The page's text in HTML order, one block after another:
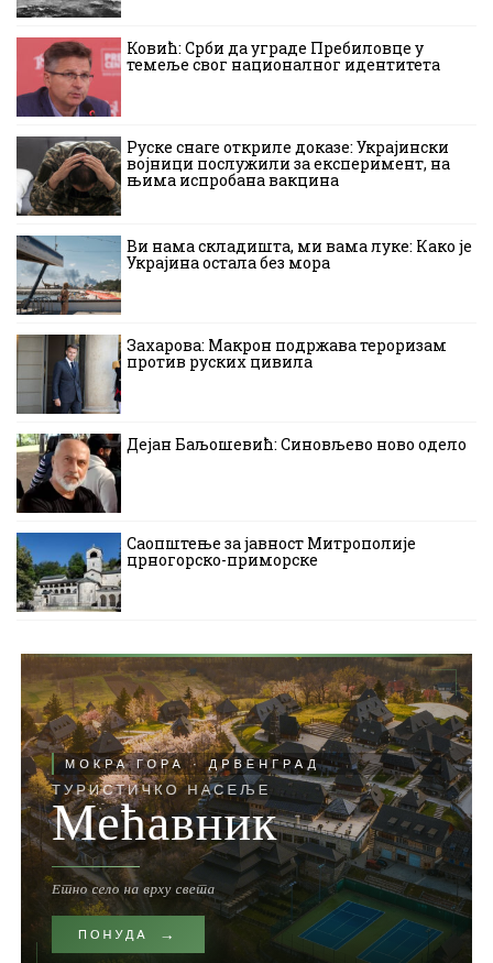
Ковић: Срби да уграде Пребиловце у
темеље свог националног идентитета
Руске снаге откриле доказе: Украјински
војници послужили за експеримент, на
њима испробана вакцина
Ви нама складишта, ми вама луке: Како је
Украјина остала без мора
Захарова: Макрон подржава тероризам
против руских цивила
Дејан Баљошевић: Синовљево ново одело
Саопштење за јавност Митрополије
црногорско-приморске